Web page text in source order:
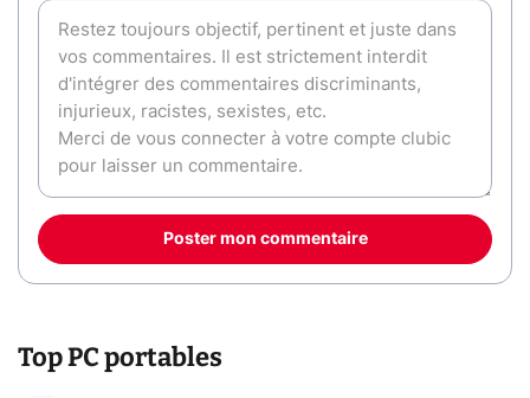
Poster mon commentaire
Top PC portables